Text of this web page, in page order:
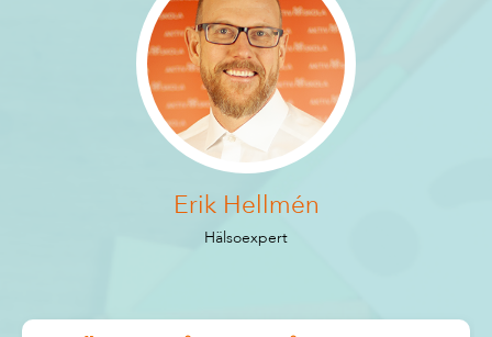
Erik Hellmén
Hälsoexpert